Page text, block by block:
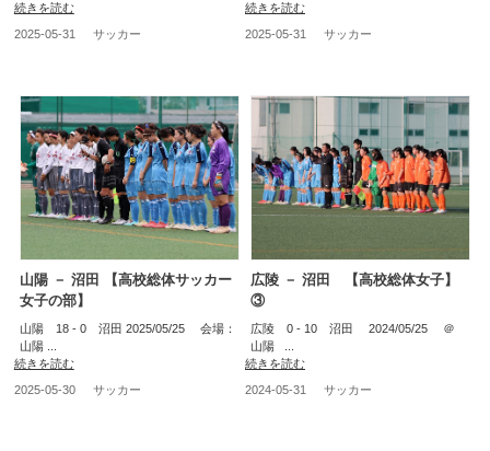
続きを読む
2025-05-31
サッカー
続きを読む
2025-05-31
サッカー
山陽 － 沼田 【高校総体サッカー
女子の部】
山陽 18 - 0 沼田 2025/05/25 会場：
山陽 ...
続きを読む
2025-05-30
サッカー
広陵 － 沼田 【高校総体女子】
③
広陵 0 - 10 沼田 2024/05/25 ＠
山陽 ...
続きを読む
2024-05-31
サッカー